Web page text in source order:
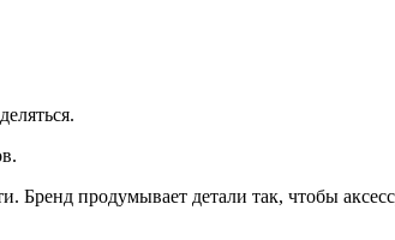
Бренд продумывает детали так, чтобы